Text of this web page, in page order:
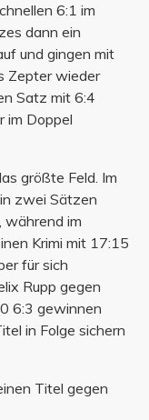
6:1 im
dann ein
und gingen mit
Zepter wieder
Satz mit 6:4
im Doppel
größte Feld. Im
zwei Sätzen
während im
Krimi mit 17:15
für sich
Rupp gegen
6:3 gewinnen
in Folge sichern
Titel gegen